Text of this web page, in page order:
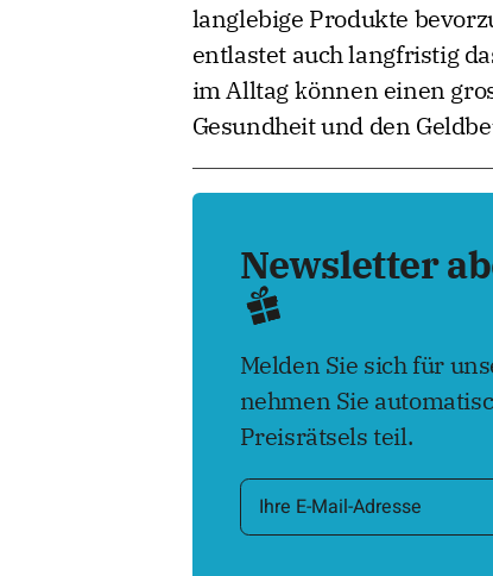
langlebige Produkte
entlastet auch langfristig
im Alltag können einen
Gesundheit und den
Newsletter
Melden Sie sich für
nehmen Sie
Preisrätsels teil.